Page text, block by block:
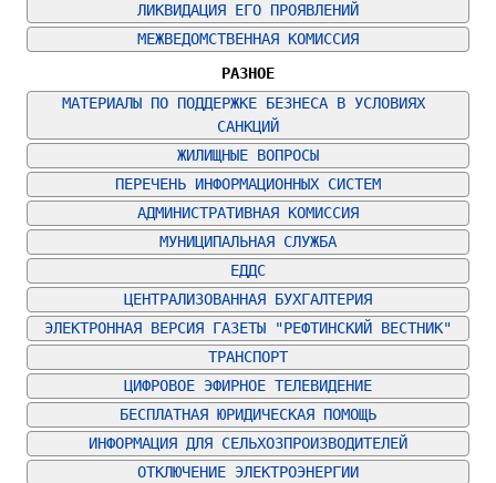
ЛИКВИДАЦИЯ ЕГО ПРОЯВЛЕНИЙ
МЕЖВЕДОМСТВЕННАЯ КОМИССИЯ
РАЗНОЕ
МАТЕРИАЛЫ ПО ПОДДЕРЖКЕ БЕЗНЕСА В УСЛОВИЯХ
САНКЦИЙ
ЖИЛИЩНЫЕ ВОПРОСЫ
ПЕРЕЧЕНЬ ИНФОРМАЦИОННЫХ СИСТЕМ
АДМИНИСТРАТИВНАЯ КОМИССИЯ
МУНИЦИПАЛЬНАЯ СЛУЖБА
ЕДДС
ЦЕНТРАЛИЗОВАННАЯ БУХГАЛТЕРИЯ
ЭЛЕКТРОННАЯ ВЕРСИЯ ГАЗЕТЫ "РЕФТИНСКИЙ ВЕСТНИК"
ТРАНСПОРТ
ЦИФРОВОЕ ЭФИРНОЕ ТЕЛЕВИДЕНИЕ
БЕСПЛАТНАЯ ЮРИДИЧЕСКАЯ ПОМОЩЬ
ИНФОРМАЦИЯ ДЛЯ СЕЛЬХОЗПРОИЗВОДИТЕЛЕЙ
ОТКЛЮЧЕНИЕ ЭЛЕКТРОЭНЕРГИИ